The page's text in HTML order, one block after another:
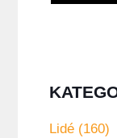
Lidé (160)